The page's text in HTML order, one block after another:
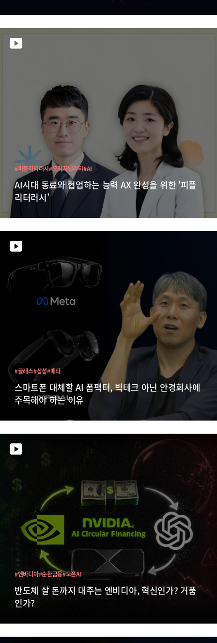
AI시대 동료와 협업하는 능력 AX 완성을 위한 '피플
리터러시'
#피플리터러시#오리지널리티#AI
스마트폰 대체할 AI 폼팩터, 빅테크 아닌 안경회사에
주목해야 하는 이유
#글래스#삼성#메타
반도체 살 돈까지 대주는 엔비디아, 혁신인가? 거품
인가?
#엔비디아#순환금융#오픈AI